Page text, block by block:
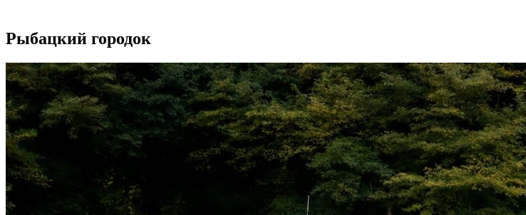
Рыбацкий городок